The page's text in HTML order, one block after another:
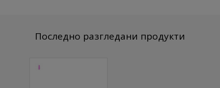
Последно разгледани продукти